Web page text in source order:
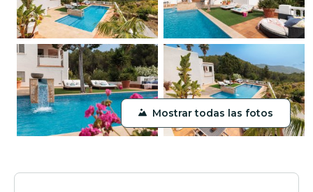
Mostrar todas las fotos